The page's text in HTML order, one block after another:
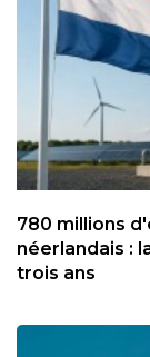
780 millions
néerlandais :
trois ans